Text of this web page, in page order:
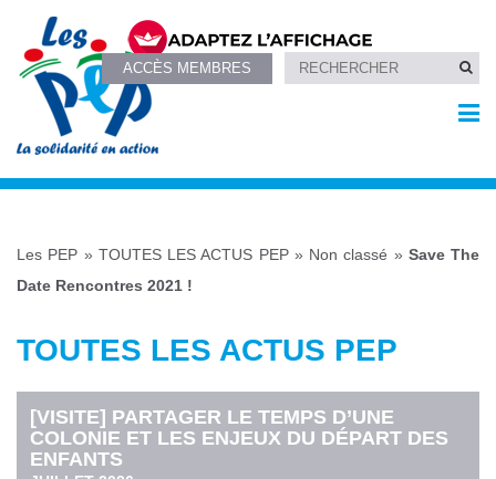
ACCÈS MEMBRES
Les PEP » TOUTES LES ACTUS PEP» Non classé » Save The
Date Rencontres 2021 !
TOUTES LES ACTUS PEP
[VISITE] PARTAGER LE TEMPS D’UNE
COLONIE ET LES ENJEUX DU DÉPART DES
ENFANTS